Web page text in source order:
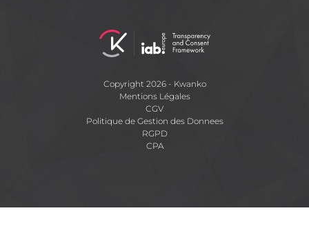
Copyright 2026 - Kwanko
Mentions Légales
CGV
Politique de Gestion des Donnees
RGPD
CPA